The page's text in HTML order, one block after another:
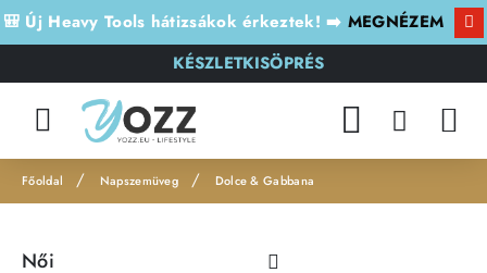
🎒 Új Heavy Tools hátizsákok érkeztek! ➡️ MEGNÉZEM
KÉSZLETKISÖPRÉS
h
m
Napszemüveg Dolce & Gabbana
Női